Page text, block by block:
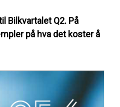
Bilkvartalet Q2. På
på hva det koster å